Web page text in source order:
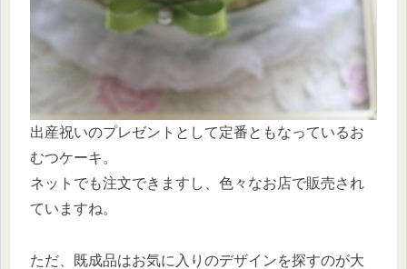
出産祝いのプレゼントとして定番ともなっているお
むつケーキ。
ネットでも注文できますし、色々なお店で販売され
ていますね。
ただ、既成品はお気に入りのデザインを探すのが大